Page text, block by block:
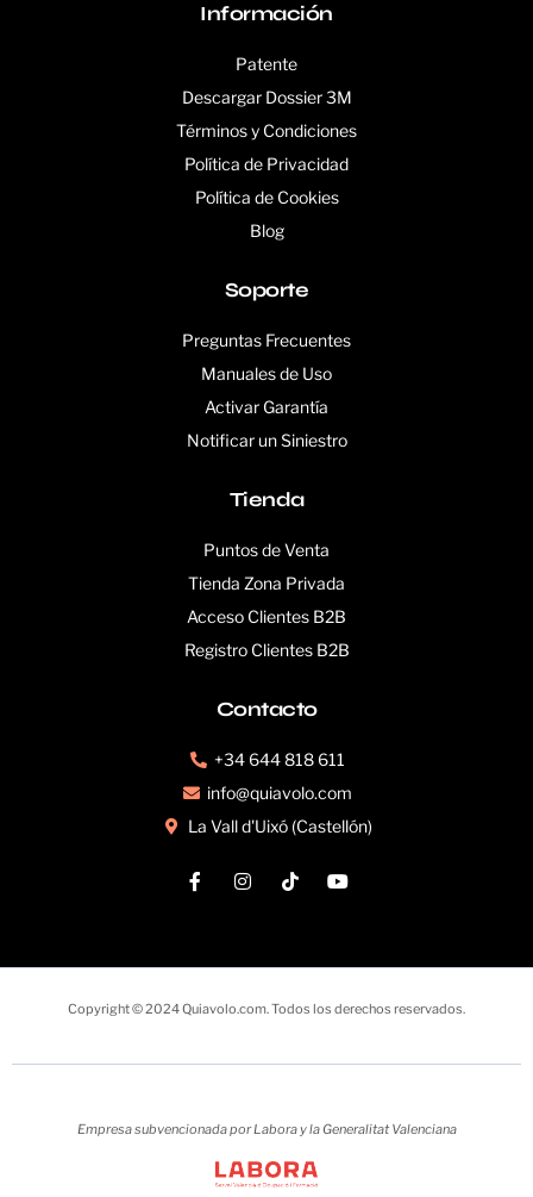
Información
Patente
Descargar Dossier 3M
Términos y Condiciones
Política de Privacidad
Política de Cookies
Blog
Soporte
Preguntas Frecuentes
Manuales de Uso
Activar Garantía
Notificar un Siniestro
Tienda
Puntos de Venta
Tienda Zona Privada
Acceso Clientes B2B
Registro Clientes B2B
Contacto
+34 644 818 611
info@quiavolo.com
La Vall d'Uixó (Castellón)
Copyright © 2024 Quiavolo.com. Todos los derechos reservados.
Empresa subvencionada por Labora y la Generalitat Valenciana